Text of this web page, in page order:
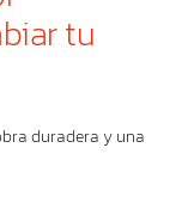
tu
duradera y una